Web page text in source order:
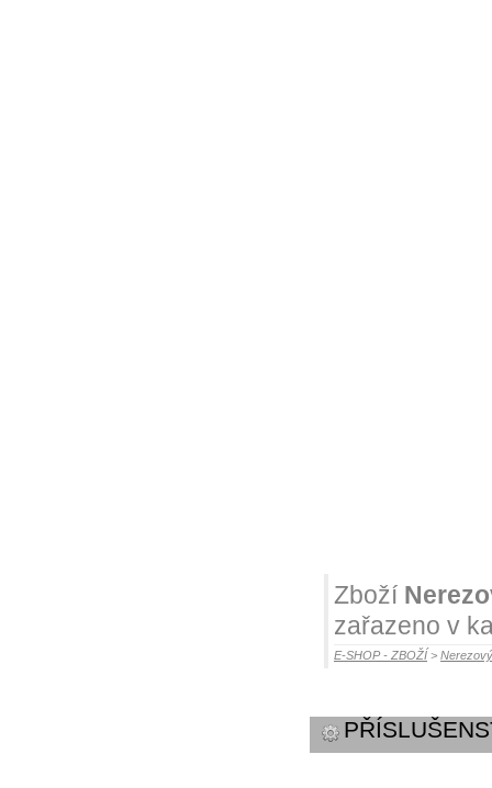
Zboží
zařazeno v
E-SHOP - ZBOŽÍ >